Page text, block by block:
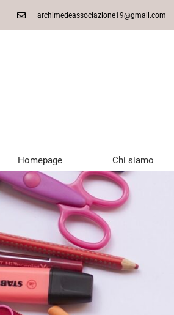
archimedeassociazione19@gmail.com
Homepage Chi siamo